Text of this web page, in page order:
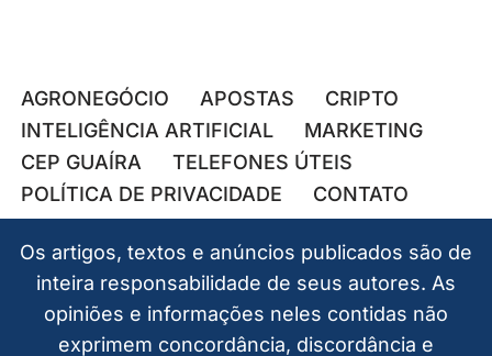
AGRONEGÓCIO APOSTAS
CRIPTO
INTELIGÊNCIA ARTIFICIAL
MARKETING
CEP GUAÍRA
TELEFONES ÚTEIS
POLÍTICA DE PRIVACIDADE
CONTATO
Os artigos, textos e anúncios publicados são de
inteira responsabilidade de seus autores. As
opiniões e informações neles contidas não
exprimem concordância, discordância e